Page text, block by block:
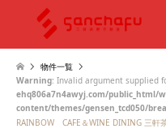
物件一覧
Warning: Invalid argument supplied
ehq806a7n4awyj.com/public_html/
content/themes/gensen_tcd050/
RAINBOW CAFE＆WINE DINING 三軒